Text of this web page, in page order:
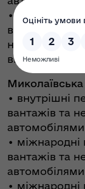
• міжнародні
вантажними
небезпечних
відходів) — 10
• внутрішні
вантажів та
•
вантажів та
• міжнародні